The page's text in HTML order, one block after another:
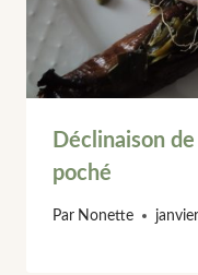
Déclinaison
poché
Par Nonette